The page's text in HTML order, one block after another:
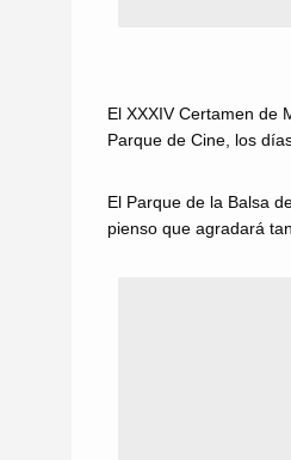
El XXXIV Certamen de
Parque de Cine, los
El Parque de la Balsa
pienso que agradará